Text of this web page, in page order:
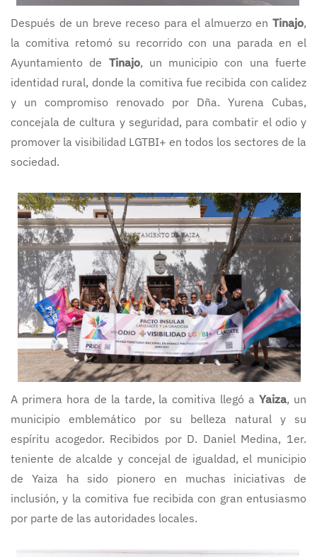
Después de un breve receso para el almuerzo en Tinajo,
la comitiva retomó su recorrido con una parada en el
Ayuntamiento de Tinajo, un municipio con una fuerte
identidad rural, donde la comitiva fue recibida con calidez
y un compromiso renovado por Dña. Yurena Cubas,
concejala de cultura y seguridad, para combatir el odio y
promover la visibilidad LGTBI+ en todos los sectores de la
sociedad.
A primera hora de la tarde, la comitiva llegó aYaiza, un
municipio emblemático por su belleza natural y su
espíritu acogedor. Recibidos por D. Daniel Medina, 1er.
teniente de alcalde y concejal de igualdad, el municipio
de Yaiza ha sido pionero en muchas iniciativas de
inclusión, y la comitiva fue recibida con gran entusiasmo
por parte de las autoridades locales.